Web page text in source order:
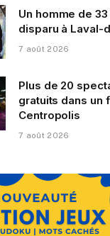
Un homme de
disparu à Laval-
7 août 2026
Plus de 20
gratuits dans un
Centropolis
7 août 2026